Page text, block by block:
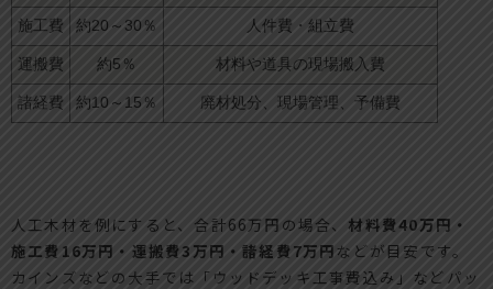
施工費 約20～30％ 人件費・組立費
運搬費 約5％ 材料や道具の現場搬入費
諸経費 約10～15％ 廃材処分、現場管理、予備費
人工木材を例にすると、合計66万円の場合、材料費40万円・
施工費16万円・運搬費3万円・諸経費7万円などが目安です。
カインズなどの大手では「ウッドデッキ工事費込み」などパッ